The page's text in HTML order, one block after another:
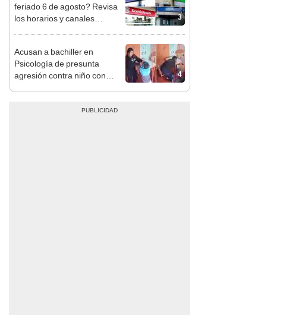
3
feriado 6 de agosto? Revisa
los horarios y canales
4
Acusan a bachiller en
Psicología de presunta
agresión contra niño con